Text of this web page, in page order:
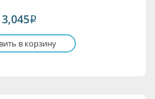
3,045i
в корзину